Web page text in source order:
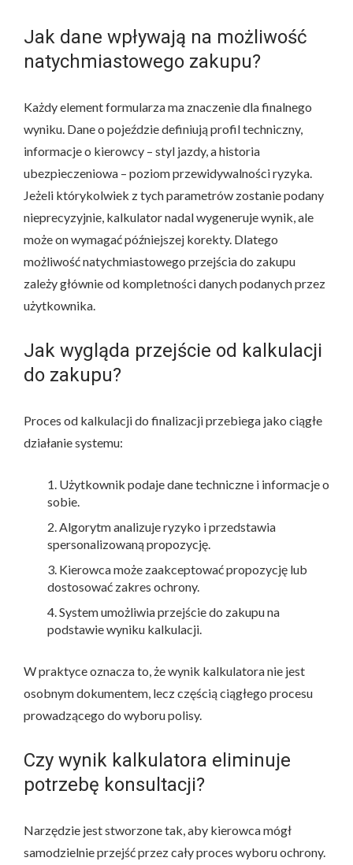
Jak dane wpływają na możliwość
natychmiastowego zakupu?
Każdy element formularza ma znaczenie dla finalnego
wyniku. Dane o pojeździe definiują profil techniczny,
informacje o kierowcy – styl jazdy, a historia
ubezpieczeniowa – poziom przewidywalności ryzyka.
Jeżeli którykolwiek z tych parametrów zostanie podany
nieprecyzyjnie, kalkulator nadal wygeneruje wynik, ale
może on wymagać późniejszej korekty. Dlatego
możliwość natychmiastowego przejścia do zakupu
zależy głównie od kompletności danych podanych przez
użytkownika.
Jak wygląda przejście od kalkulacji
do zakupu?
Proces od kalkulacji do finalizacji przebiega jako ciągłe
działanie systemu:
Użytkownik podaje dane techniczne i informacje o
sobie.
Algorytm analizuje ryzyko i przedstawia
spersonalizowaną propozycję.
Kierowca może zaakceptować propozycję lub
dostosować zakres ochrony.
System umożliwia przejście do zakupu na
podstawie wyniku kalkulacji.
W praktyce oznacza to, że wynik kalkulatora nie jest
osobnym dokumentem, lecz częścią ciągłego procesu
prowadzącego do wyboru polisy.
Czy wynik kalkulatora eliminuje
potrzebę konsultacji?
Narzędzie jest stworzone tak, aby kierowca mógł
samodzielnie przejść przez cały proces wyboru ochrony.